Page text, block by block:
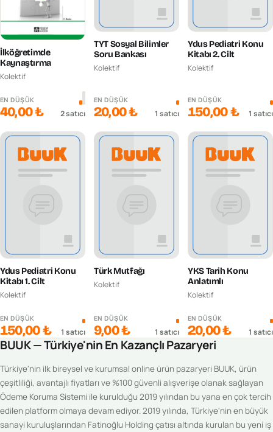
İlköğretimde
Kaynaştırma
Kolektif
EN DÜŞÜK
40,00 ₺ 2satıcı
TYT Sosyal Bilimler
Soru Bankası
Kolektif
EN DÜŞÜK
20,00 ₺ 1 satıcı
Ydus Pediatri Konu
Kitabı 2. Cilt
Kolektif
EN DÜŞÜK
150,00 ₺ 1 satıcı
Ydus Pediatri Konu
Kitabı 1. Cilt
Kolektif
EN DÜŞÜK
150,00 ₺ 1 satıcı
Türk Mutfağı
Kolektif
EN DÜŞÜK
9,00 ₺ 1 satıcı
YKS Tarih Konu
Anlatımlı
Kolektif
EN DÜŞÜK
20,00 ₺ 1 satıcı
BUUK — Türkiye'nin En Kazançlı Pazaryeri
Türkiye'nin ilk bireysel ve kurumsal online ürün pazaryeri BUUK, ürün
çeşitliliği, avantajlı fiyatları ve %100 güvenli alışverişe olanak sağlayan
Ödeme Koruma Sistemi ile kurulduğu 2019 yılından bu yana en çok tercih
edilen platform olmaya devam ediyor. 2019 yılında, Türkiye'nin en büyük
sanayi kuruluşlarından Fatinoğlu Holding çatısı altında kurulan bu yeni iş